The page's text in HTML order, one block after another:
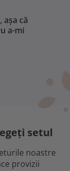
așa că
a-mi
setul
noastre
provizii